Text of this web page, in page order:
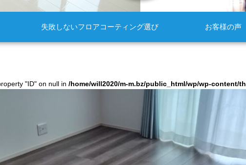
失敗しないフロアコーティング選び お客様の声
"ID" on null in /home/will2020/m-m.bz/public_html/wp/wp-content/